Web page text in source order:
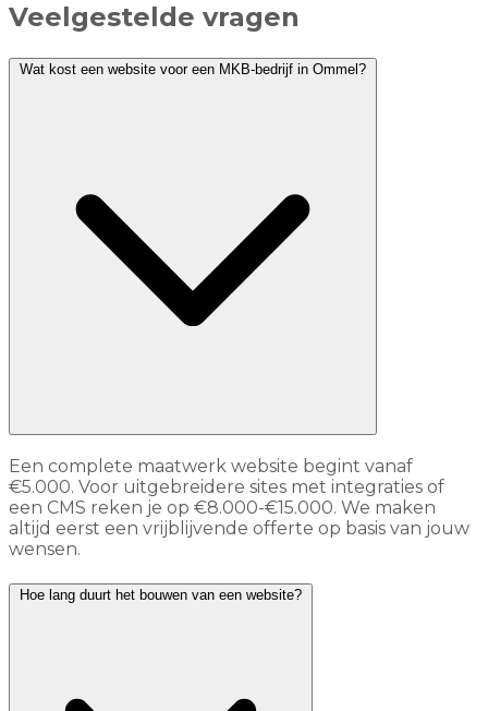
Veelgestelde vragen
Wat kost een website voor een MKB-bedrijf in Ommel?
Een complete maatwerk website begint vanaf
€5.000. Voor uitgebreidere sites met integraties of
een CMS reken je op €8.000-€15.000. We maken
altijd eerst een vrijblijvende offerte op basis van jouw
wensen.
Hoe lang duurt het bouwen van een website?